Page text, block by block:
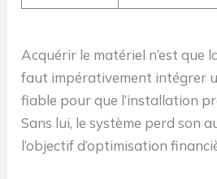
Acquérir le matériel n’est que
faut impérativement intégrer
fiable pour que l’installation
Sans lui, le système perd son
l’objectif d’optimisation